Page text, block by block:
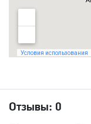
Отзывы: 0